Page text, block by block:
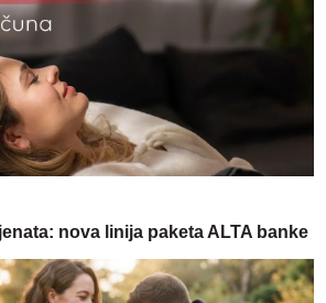
nova linija paketa ALTA banke